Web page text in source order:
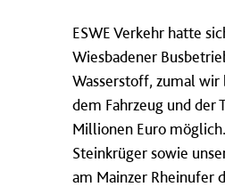
ESWE Verkehr hatte
Wiesbadener
Wasserstoff, zumal wir
dem Fahrzeug und der
Millionen Euro
Steinkrüger sowie
am Mainzer Rheinufer